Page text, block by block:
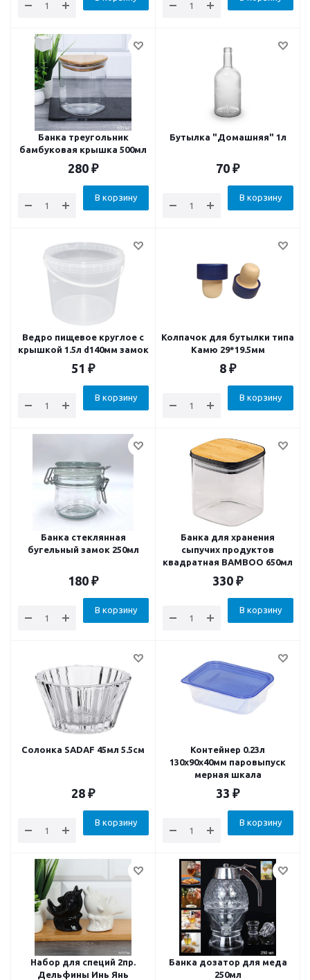
Банка треугольник
бамбуковая крышка 500мл
280 ₽
В корзину
Бутылка "Домашняя" 1л
70 ₽
В корзину
Ведро пищевое круглое с
крышкой 1.5л d140мм замок
51 ₽
В корзину
Колпачок для бутылки типа
Камю 29*19.5мм
8 ₽
В корзину
Банка стеклянная
бугельный замок 250мл
180 ₽
В корзину
Банка для хранения
сыпучих продуктов
квадратная BAMBOO 650мл
330 ₽
В корзину
Солонка SADAF 45мл 5.5см
28 ₽
В корзину
Контейнер 0.23л
130х90х40мм паровыпуск
мерная шкала
33 ₽
В корзину
Набор для специй 2пр.
Дельфины Инь Янь
Банка дозатор для меда
250мл